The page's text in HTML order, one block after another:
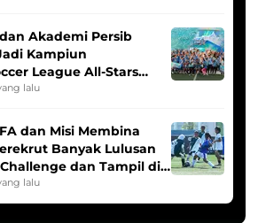
dan Akademi Persib
Kampiun
League All-Stars
lalu
dan Misi Membina
Banyak Lulusan
dan Tampil di
League
lalu